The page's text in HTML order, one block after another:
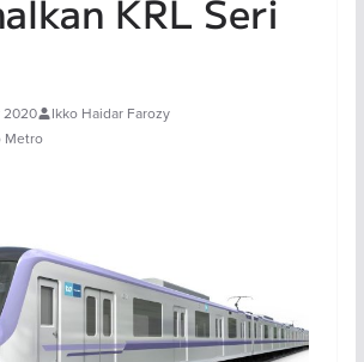
KRL Seri
2020
Ikko Haidar Farozy
Metro